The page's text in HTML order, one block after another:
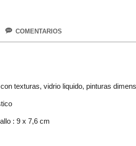
COMENTARIOS
texturas, vidrio liquido, pinturas
: 9 x 7,6 cm